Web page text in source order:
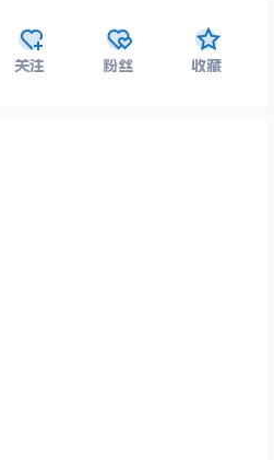
关注 粉丝 收藏